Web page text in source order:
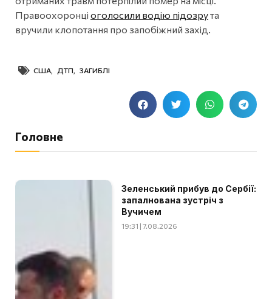
Правоохоронці оголосили водію підозрута
вручили клопотання про запобіжний захід.
США, ДТП, ЗАГИБЛІ
Головне
Зеленський прибув до Сербії:
запалнована зустріч з
Вучичем
19:31 | 7.08.2026